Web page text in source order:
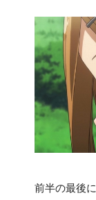
前半の最後